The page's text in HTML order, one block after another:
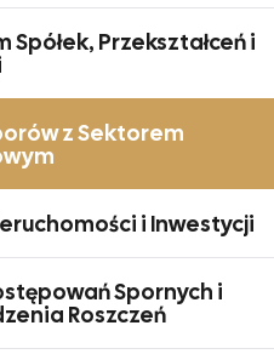
Spółek, Przekształceń i
z Sektorem
i Inwestycji
Spornych i
Roszczeń